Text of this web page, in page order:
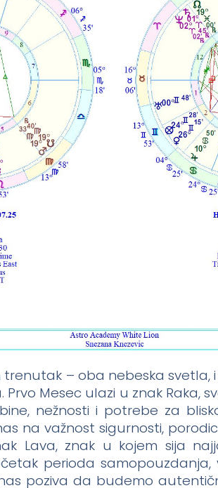
– oba nebeska svetla, i
Mesec ulazi u znak Raka,
nežnosti i potrebe za
na važnost sigurnosti,
Lava, znak u kojem sija
perioda samopouzdanja,
poziva da budemo